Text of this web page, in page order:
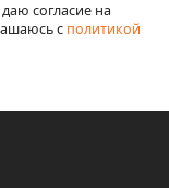
согласие на
c политикой